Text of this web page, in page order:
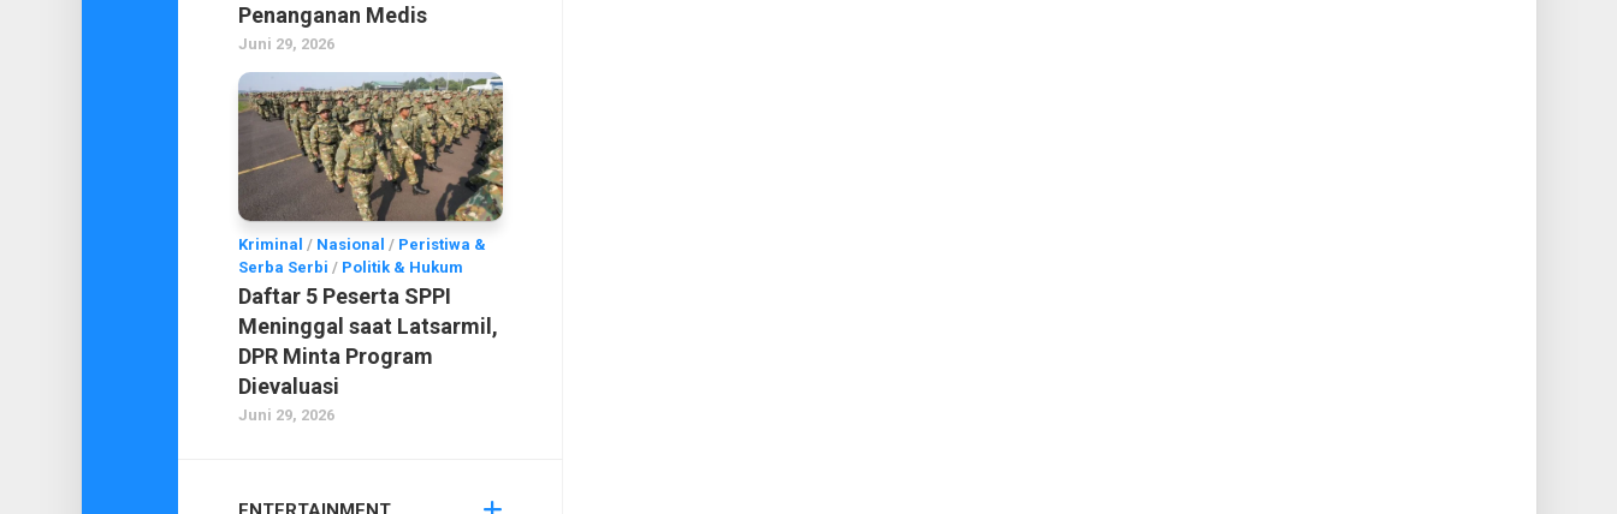
Penanganan Medis
Juni 29, 2026
Kriminal / Nasional / Peristiwa &
Serba Serbi / Politik & Hukum
Daftar 5 Peserta SPPI
Meninggal saat Latsarmil,
DPR Minta Program
Dievaluasi
Juni 29, 2026